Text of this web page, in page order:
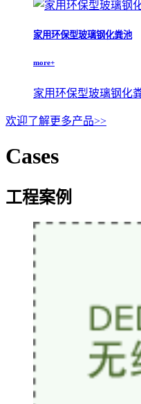
家用环保型玻璃钢化粪池
more+
家用环保型玻璃钢化
欢迎了解更多产品>>
Cases
工程案例